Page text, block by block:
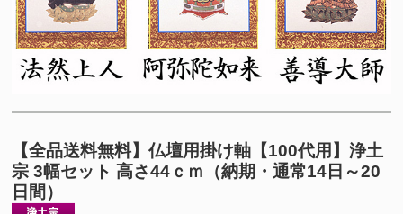
【全品送料無料】仏壇用掛け軸【100代用】浄土
宗 3幅セット 高さ44ｃｍ（納期・通常14日～20
日間）